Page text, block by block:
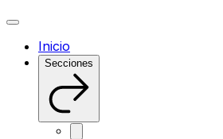
Inicio
Secciones